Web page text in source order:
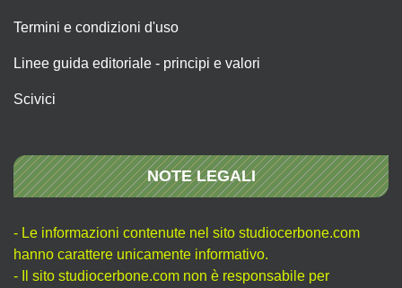
Termini e condizioni d'uso
Linee guida editoriale - principi e valori
Scivici
NOTE LEGALI
- Le informazioni contenute nel sito studiocerbone.com
hanno carattere unicamente informativo.
- Il sito studiocerbone.com non è responsabile per